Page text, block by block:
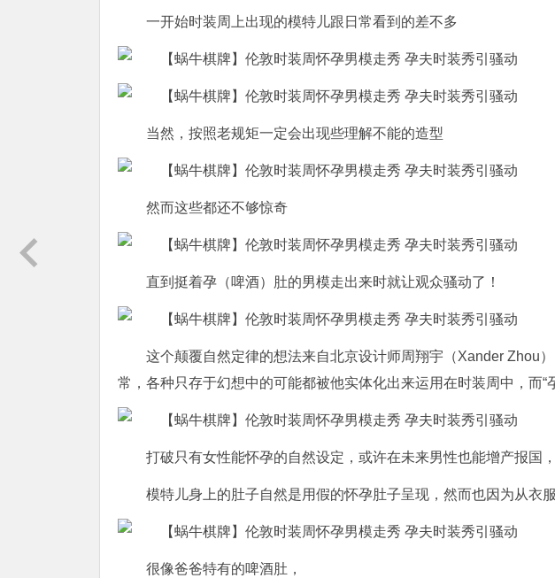
一开始时装周上出现的模特儿跟日常看到的差不多
当然，按照老规矩一定会出现些理解不能的造型
然而这些都还不够惊奇
直到挺着孕（啤酒）肚的男模走出来时就让观众骚动了！
这个颠覆自然定律的想法来自北京设计师周翔宇（Xander Zhou
常，各种只存于幻想中的可能都被他实体化出来运用在时装周中，而“
打破只有女性能怀孕的自然设定，或许在未来男性也能增产报国
模特儿身上的肚子自然是用假的怀孕肚子呈现，然而也因为从衣
很像爸爸特有的啤酒肚，